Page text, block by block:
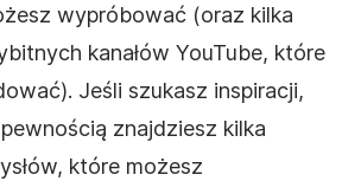
wypróbować (oraz kilka
kanałów YouTube, które
Jeśli szukasz inspiracji,
znajdziesz kilka
które możesz